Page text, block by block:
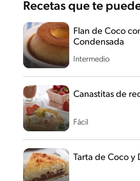
Recetas que te
Intermedio
Flan de Coco
Condensada
Fácil
Canastitas de
Tarta de Coco y